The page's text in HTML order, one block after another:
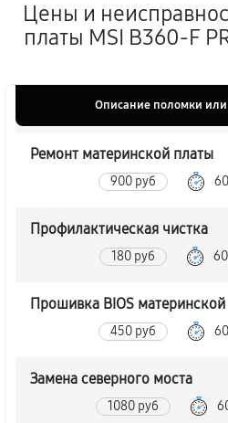
Цены и
платы MSI B360-F
Описание поломки или
Ремонт материнской платы
900 руб
Профилактическая чистка
180 руб
Прошивка BIOS
450 руб
Замена северного моста
1080 руб